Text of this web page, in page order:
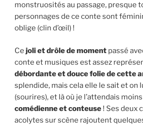
monstruosités au passage, presque
personnages de ce conte sont
oblige (clin d’œil) !
Ce joli et drôle de moment passé
conte et musiques est assez
débordante et douce folie de cette
splendide, mais cela elle le sait et on
(sourires), et là où je l’attendais moins
comédienne et conteuse ! Ses deux
acolytes sur scène rajoutent